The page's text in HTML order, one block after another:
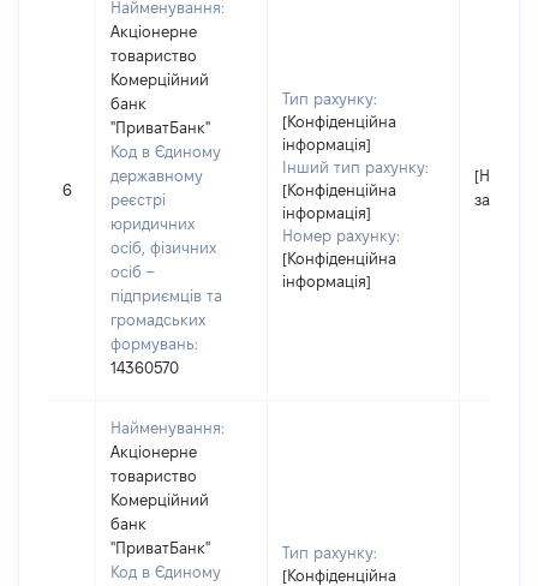
6
Найменування:
Акціонерне
товариство
Комерційний
банк
"ПриватБанк"
Код в Єдиному
державному
реєстрі
юридичних
осіб, фізичних
осіб –
підприємців та
громадських
формувань:
14360570
Тип рахунку:
[Конфіденційна
інформація]
Інший тип рахунку:
[Конфіденційна
інформація]
Номер рахунку:
[Конфіденційна
інформація]
[Не
Найменування:
Акціонерне
товариство
Комерційний
банк
"ПриватБанк"
Код в Єдиному
Тип рахунку:
[Конфіденційна